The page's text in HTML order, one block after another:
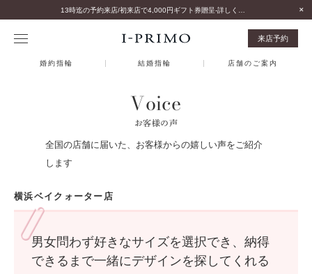
来店予約
婚約指輪 結婚指輪 店舗のご案内
Voice
お客様の声
全国の店舗に届いた、お客様からの嬉しい声をご紹介
します
横浜ベイクォーター店
男女問わず好きなサイズを選択でき、納得
できるまで一緒にデザインを探してくれる